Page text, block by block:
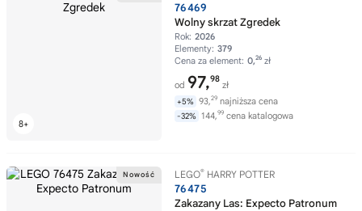
76469
Wolny skrzat Zgredek
Rok: 2026
Elementy: 379
Cena za element: 0,26 zł
od 97,98
zł
+5% 93,29 najniższa cena
-32% 144,99 cena katalogowa
LEGO® HARRY POTTER
76475
Zakazany Las: Expecto Patronum